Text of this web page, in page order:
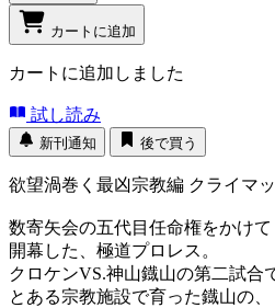
カートに追加
カートに追加しました
試し読み
新刊通知 後で買う
欲望渦巻く最凶宗教編 クライマッ
数寄矢会の五代目任命権をかけて
開幕した、極道プロレス。
クロケンVS.神山鐡山の第二試合
とある宗教施設で育った鐡山の、